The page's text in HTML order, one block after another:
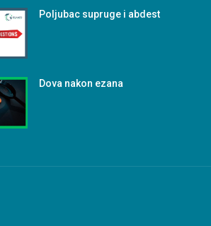
Poljubac supruge i abdest
Dova nakon ezana